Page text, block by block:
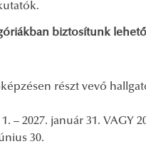
biztosítunk
részt vevő
– 2027. január 31. VAGY
30.